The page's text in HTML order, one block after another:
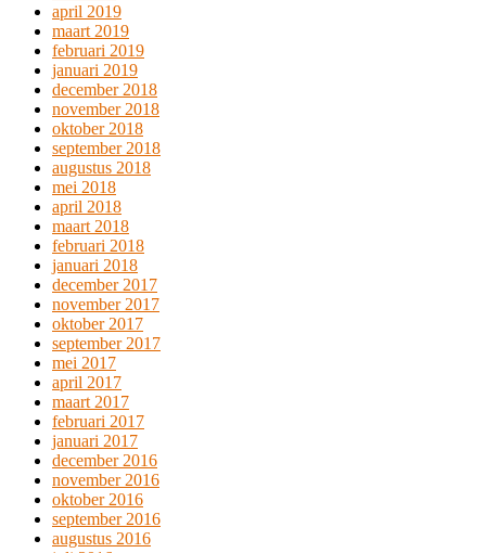
april 2019
maart 2019
februari 2019
januari 2019
december 2018
november 2018
oktober 2018
september 2018
augustus 2018
mei 2018
april 2018
maart 2018
februari 2018
januari 2018
december 2017
november 2017
oktober 2017
september 2017
mei 2017
april 2017
maart 2017
februari 2017
januari 2017
december 2016
november 2016
oktober 2016
september 2016
augustus 2016